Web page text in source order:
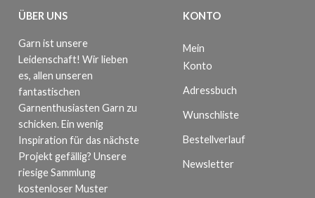
ÜBER UNS
Garn ist unsere
Leidenschaft! Wir lieben
es, allen unseren
fantastischen
Garnenthusiasten Garn zu
schicken. Ein wenig
Inspiration für das nächste
Projekt gefällig? Unsere
riesige Sammlung
kostenloser Muster
KONTO
Mein
Konto
Adressbuch
Wunschliste
Bestellverlauf
Newsletter